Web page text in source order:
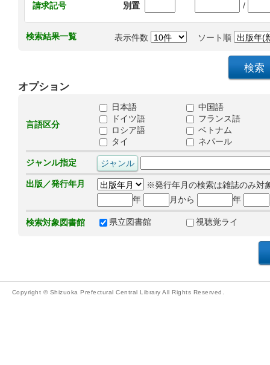
請求記号
別置 /
検索結果一覧 表示件数 ソート順
オプション
言語区分
日本語
中国語
ドイツ語
フランス語
ロシア語
ベトナム
タイ
ネパール
ジャンル指定
出版／発行年月
※発行年月の検索は雑誌のみ対
年
月から 年
検索対象図書館 県立図書館 視聴覚ライ
Copyright © Shizuoka Prefectural Central Library All Rights Reserved.